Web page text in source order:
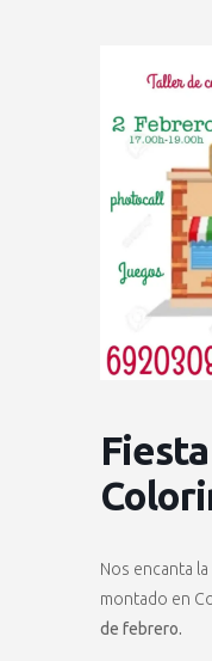
Nos encanta la
montado en
de febrero.